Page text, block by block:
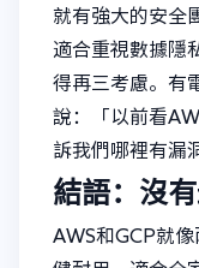
就有強大的安全
適合重視數據隱
得再三考慮。有
說：「以前看
訴我們哪裡有漏
結語：沒
AWS和GCP就